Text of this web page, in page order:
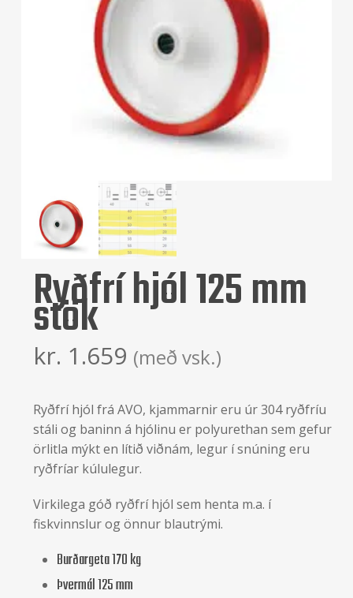
Ryðfrí hjól 125 mm
stök
kr. 1.659 (með vsk.)
Ryðfrí hjól frá AVO, kjammarnir eru úr 304 ryðfríu
stáli og baninn á hjólinu er polyurethan sem gefur
örlitla mýkt en lítið viðnám, legur í snúning eru
ryðfríar kúlulegur.
Virkilega góð ryðfrí hjól sem henta m.a. í
fiskvinnslur og önnur blautrými.
Burðargeta 170 kg
Þvermál 125 mm